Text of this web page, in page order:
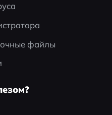
файлы